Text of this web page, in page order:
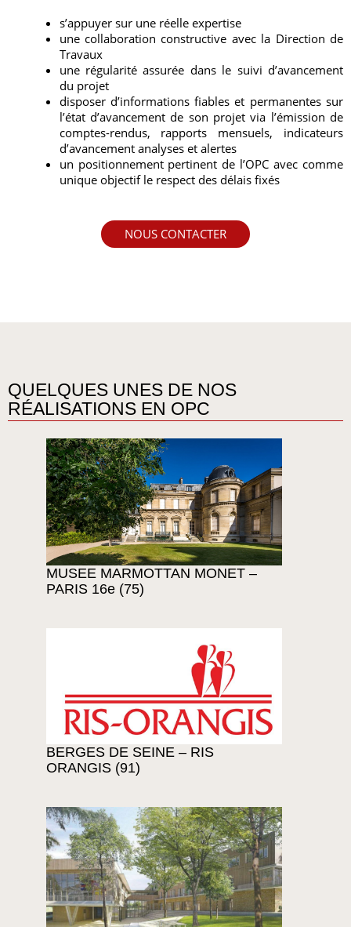
s’appuyer sur une réelle expertise
une collaboration constructive avec la Direction de
Travaux
une régularité assurée dans le suivi d’avancement
du projet
disposer d’informations fiables et permanentes sur
l’état d’avancement de son projet via l’émission de
comptes-rendus, rapports mensuels, indicateurs
d’avancement analyses et alertes
un positionnement pertinent de l’OPC avec comme
unique objectif le respect des délais fixés
NOUS CONTACTER
QUELQUES UNES DE NOS
RÉALISATIONS EN OPC
MUSEE MARMOTTAN MONET –
PARIS 16e (75)
BERGES DE SEINE – RIS
ORANGIS (91)